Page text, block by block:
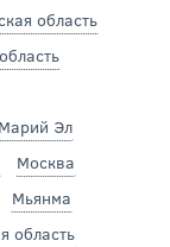
область
Марий Эл
Москва
Мьянма
область